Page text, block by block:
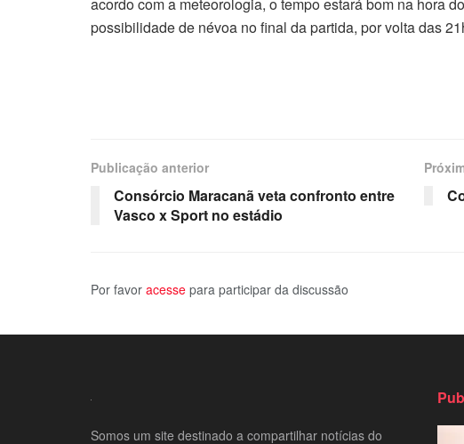
possibilidade de névoa no final da partida, por volta das
Publicação anterior
Consórcio Maracanã veta confronto entre
Vasco x Sport no estádio
Por favor acesse para participar da discussão
Somos um site destinado a compartilhar notícias do